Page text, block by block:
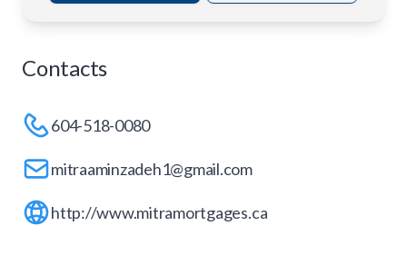
Contacts
604-518-0080
mitraaminzadeh1@gmail.com
http://www.mitramortgages.ca